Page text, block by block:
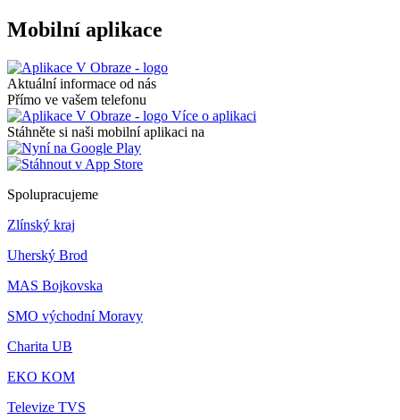
Mobilní aplikace
Aktuální informace od nás
Přímo ve vašem telefonu
Více o aplikaci
Stáhněte si naši mobilní aplikaci na
Spolupracujeme
Zlínský kraj
Uherský Brod
MAS Bojkovska
SMO východní Moravy
Charita UB
EKO KOM
Televize TVS